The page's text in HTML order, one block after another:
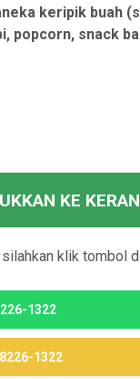
keripik buah
popcorn, snack
KE
klik tombol
1322
1322